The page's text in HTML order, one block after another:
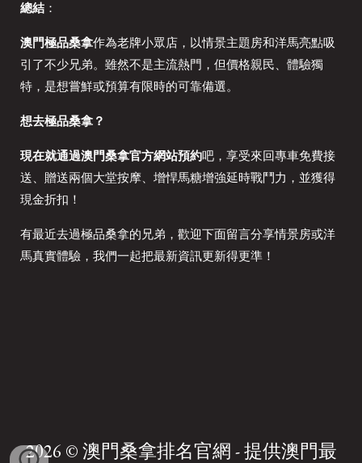
總結 ：
澳門極品桑拿作為老牌小眾店，以情景主題房和洋馬亮點吸
引了不少兄弟。雖然不是主流熱門，但價格親民、體驗獨
特，是想嘗鮮或預算有限時的可靠備選。
想去極品桑拿？
現在就通過澳門桑拿官方網站預約吧，享受來回專車免費接
送、贈送兩個大堂按摩、增悍馬糖增強延時戰鬥力，並獲得
現金折扣！
有最近去過極品桑拿的兄弟，歡迎下面留言分享情景房或洋
馬真實體驗，我們一起把最新資訊更新得更準！
2026 © 澳門桑拿排名官網 -提供澳門最